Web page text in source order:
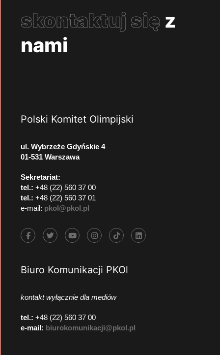
skontaktuj się z
nami
Polski Komitet Olimpijski
ul. Wybrzeże Gdyńskie 4
01-531 Warszawa
Sekretariat:
tel.: +48 (22) 560 37 00
tel.: +48 (22) 560 37 01
e-mail: pkol@pkol.pl
Biuro Komunikacji PKOl
kontakt wyłącznie dla mediów
tel.: +48 (22) 560 37 00
e-mail: biurokomunikacji@pkol.pl